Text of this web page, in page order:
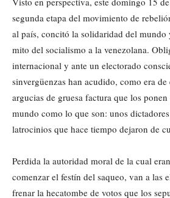
segunda etapa del movimiento de
al país, concitó la solidaridad del
mito del socialismo a la venezolana.
internacional y ante un electorado
sinvergüenzas han acudido, como era de
argucias de gruesa factura que los
mundo como lo que son: unos
latrocinios que hace tiempo dejaron de
Perdida la autoridad moral de la cual
comenzar el festín del saqueo, van a las
frenar la hecatombe de votos que los